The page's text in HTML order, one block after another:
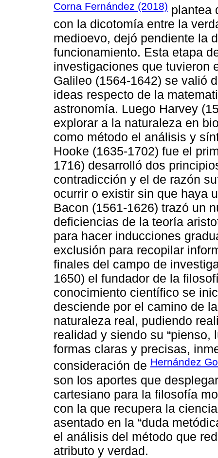
Corna Fernández (2018) plantea
con la dicotomía entre la
medioevo, dejó pendiente la
funcionamiento. Esta etapa
investigaciones que tuvieron
Galileo (1564-1642) se valió
ideas respecto de la
astronomía. Luego Harvey
explorar a la naturaleza en
como método el análisis y
Hooke (1635-1702) fue el
1716) desarrolló dos
contradicción y el de razón
ocurrir o existir sin que haya
Bacon (1561-1626) trazó un
deficiencias de la teoría
para hacer inducciones
exclusión para recopilar
finales del campo de
1650) el fundador de la
conocimiento científico se
desciende por el camino de
naturaleza real, pudiendo
realidad y siendo su “pienso,
formas claras y precisas,
consideración de Hernández
son los aportes que
cartesiano para la filosofía
con la que recupera la
asentado en la “duda
el análisis del método que
atributo y verdad.